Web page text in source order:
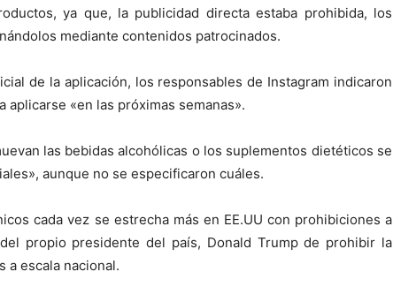
ya que, la publicidad directa estaba prohibida, los
mediante contenidos patrocinados.
de la aplicación, los responsables de Instagram indicaron
«en las próximas semanas».
las bebidas alcohólicas o los suplementos dietéticos se
aunque no se especificaron cuáles.
cada vez se estrecha más en EE.UU con prohibiciones a
propio presidente del país, Donald Trump de prohibir la
a escala nacional.